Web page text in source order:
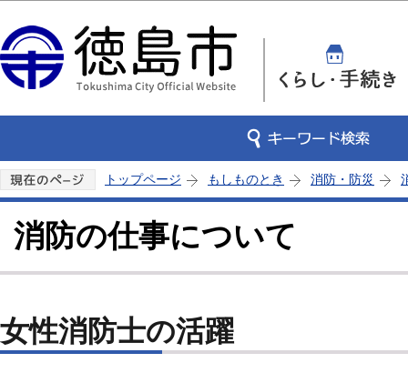
トップページ もしものとき 消防・防災
消防の仕事について
女性消防士の活躍